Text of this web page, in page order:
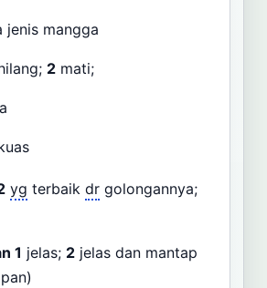
jenis mangga
2 mati;
yg terbaik dr golongannya;
1 jelas; 2 jelas dan mantap